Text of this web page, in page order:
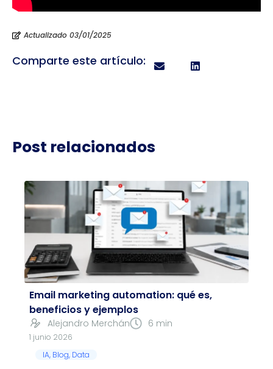
Actualizado 03/01/2025
Comparte este artículo:
Post relacionados
Email marketing automation: qué es,
beneficios y ejemplos
Alejandro Merchán 6 min
1 junio 2026
IA, Blog, Data